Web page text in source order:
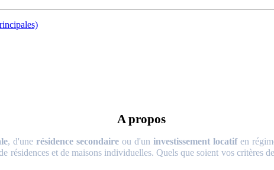
A propos
, d'une résidence secondaireou d'uninvestissement locatifen
résidences et de maisons individuelles. Quels que soient vos critères